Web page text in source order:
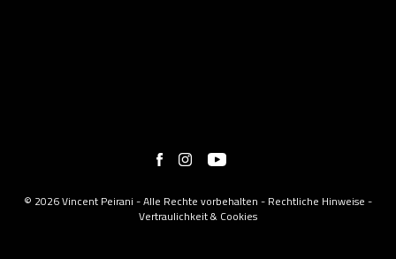
© 2026 Vincent Peirani - Alle Rechte vorbehalten - Rechtliche Hinweise -
Vertraulichkeit & Cookies